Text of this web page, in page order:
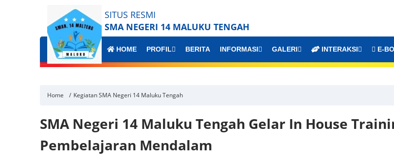
SITUS RESMI
SMA NEGERI 14 MALUKU TENGAH
HOME PROFIL BERITA INFORMASI GALERI INTERAKSI E-
Home Kegiatan SMA Negeri 14 Maluku Tengah
SMA Negeri 14 Maluku Tengah Gelar In House
Pembelajaran Mendalam